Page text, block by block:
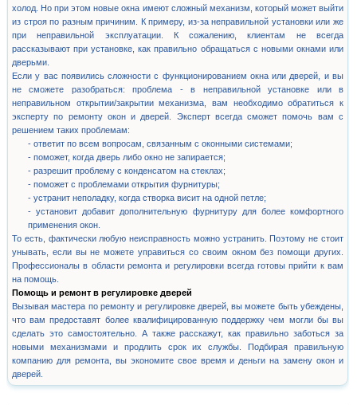
холод. Но при этом новые окна имеют сложный механизм, который может выйти
из строя по разным причиним. К примеру, из-за неправильной установки или же
при неправильной эксплуатации. К сожалению, клиентам не всегда
рассказывают при установке, как правильно обращаться с новыми окнами или
дверьми.
Если у вас появились сложности с функционированием окна или дверей, и вы
не сможете разобраться: проблема - в неправильной установке или в
неправильном открытии/закрытии механизма, вам необходимо обратиться к
эксперту по ремонту окон и дверей. Эксперт всегда сможет помочь вам с
решением таких проблемам:
- ответит по всем вопросам, связанным с оконными системами;
- поможет, когда дверь либо окно не запирается;
- разрешит проблему с конденсатом на стеклах;
- поможет с проблемами открытия фурнитуры;
- устранит неполадку, когда створка висит на одной петле;
- установит добавит дополнительную фурнитуру для более комфортного
применения окон.
То есть, фактически любую неисправность можно устранить. Поэтому не стоит
унывать, если вы не можете управиться со своим окном без помощи других.
Профессионалы в области ремонта и регулировки всегда готовы прийти к вам
на помощь.
Помощь и ремонт в регулировке дверей
Вызывая мастера по ремонту и регулировке дверей, вы можете быть убеждены,
что вам предоставят более квалифицированную поддержку чем могли бы вы
сделать это самостоятельно. А также расскажут, как правильно заботься за
новыми механизмами и продлить срок их службы. Подбирая правильную
компанию для ремонта, вы экономите свое время и деньги на замену окон и
дверей.